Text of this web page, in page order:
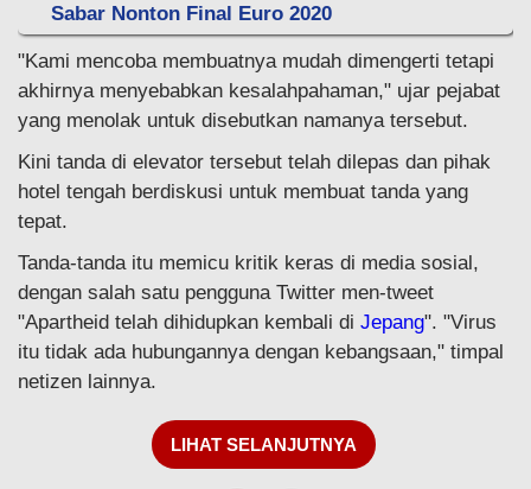
Sabar Nonton Final Euro 2020
"Kami mencoba membuatnya mudah dimengerti tetapi
akhirnya menyebabkan kesalahpahaman," ujar pejabat
yang menolak untuk disebutkan namanya tersebut.
Kini tanda di elevator tersebut telah dilepas dan pihak
hotel tengah berdiskusi untuk membuat tanda yang
tepat.
Tanda-tanda itu memicu kritik keras di media sosial,
dengan salah satu pengguna Twitter men-tweet
"Apartheid telah dihidupkan kembali di Jepang". "Virus
itu tidak ada hubungannya dengan kebangsaan," timpal
netizen lainnya.
LIHAT SELANJUTNYA